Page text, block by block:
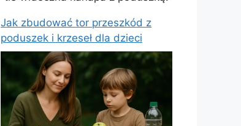
Jak zbudować tor przeszkód z
poduszek i krzeseł dla dzieci